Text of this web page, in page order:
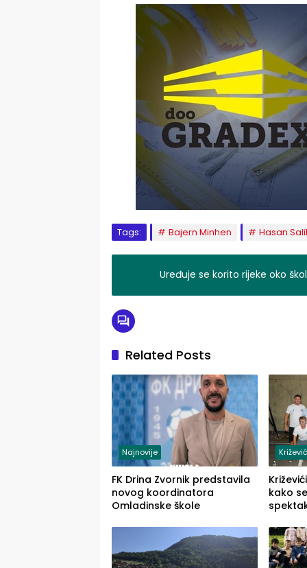
Tags: Bajern Minhen Hasan
Uređuje se korito rijeke oko
Related Posts
Najnovije
FK Drina Zvornik predstavila
novog koordinatora
Omladinske škole
kako